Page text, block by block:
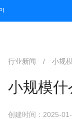
行业新闻 / 小规
小规模
创建时间：2025-